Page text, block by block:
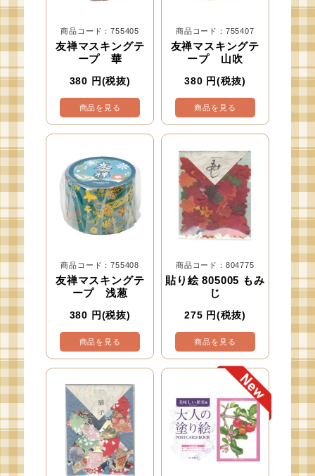
商品コード：755405
友禅マスキングテ
ープ 華
380 円(税抜)
商品を見る
商品コード：755407
友禅マスキングテ
ープ 山吹
380 円(税抜)
商品を見る
商品コード：755408
友禅マスキングテ
ープ 浅葱
380 円(税抜)
商品を見る
商品コード：804775
貼り絵 805005 もみ
じ
275 円(税抜)
商品を見る